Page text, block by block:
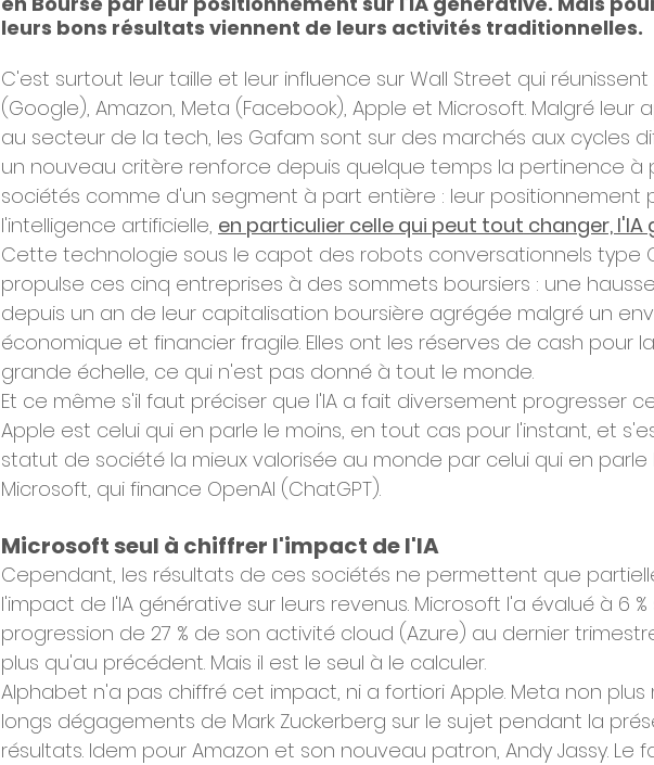
leurs bons résultats viennent de leurs activités traditionnelles.
C'est surtout leur taille et leur influence sur Wall Street qui
(Google), Amazon, Meta (Facebook), Apple et Microsoft. Malgré leur
au secteur de la tech, les Gafam sont sur des marchés aux cycles
un nouveau critère renforce depuis quelque temps la pertinence à
sociétés comme d'un segment à part entière : leur positionnement
l'intelligence artificielle, en particulier celle qui peut tout changer, l'IA
Cette technologie sous le capot des robots conversationnels type
propulse ces cinq entreprises à des sommets boursiers : une
depuis un an de leur capitalisation boursière agrégée malgré un
économique et financier fragile. Elles ont les réserves de cash pour
grande échelle, ce qui n'est pas donné à tout le monde.
Et ce même s'il faut préciser que l'IA a fait diversement progresser
Apple est celui qui en parle le moins, en tout cas pour l'instant, et
statut de société la mieux valorisée au monde par celui qui en parle
Microsoft, qui finance OpenAI (ChatGPT).
Microsoft seul à chiffrer l'impact de l'IA
Cependant, les résultats de ces sociétés ne permettent que
l'impact de l'IA générative sur leurs revenus. Microsoft l'a évalué à 6 %
progression de 27 % de son activité cloud (Azure) au dernier
plus qu'au précédent. Mais il est le seul à le calculer.
Alphabet n'a pas chiffré cet impact, ni a fortiori Apple. Meta non plus
longs dégagements de Mark Zuckerberg sur le sujet pendant la
résultats. Idem pour Amazon et son nouveau patron, Andy Jassy. Le